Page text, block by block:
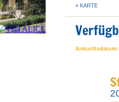
» KARTE
Ankunftsdatum: